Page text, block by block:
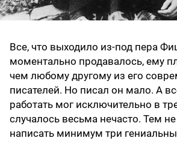
Все, что выходило из-под пера
моментально продавалось, ему
чем любому другому из его
писателей. Но писал он мало. А
работать мог исключительно в
случалось весьма нечасто. Тем
написать минимум три